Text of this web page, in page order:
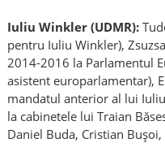
Iuliu Winkler (UDMR):
pentru Iuliu Winkler),
2014-2016 la Parlamentul
asistent europarlamentar),
mandatul anterior al lui
la cabinetele lui Traian
Daniel Buda, Cristian